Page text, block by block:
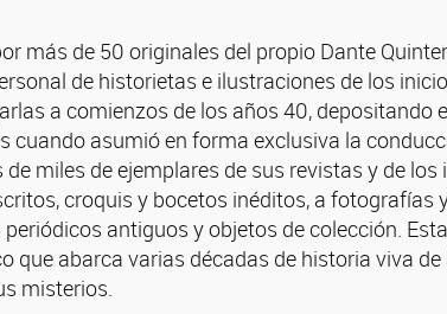
más de 50 originales del propio Dante
de historietas e ilustraciones de los
a comienzos de los años 40, depositando
cuando asumió en forma exclusiva la
miles de ejemplares de sus revistas y de
croquis y bocetos inéditos, a
antiguos y objetos de colección.
que abarca varias décadas de historia viva
misterios.